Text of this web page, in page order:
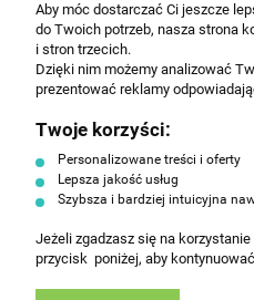
Wyrażam zgodę na
handlowej na
Polityce
Aby móc dostarczać Ci jeszcze
do Twoich potrzeb, nasza strona
i stron trzecich.
Dzięki nim możemy analizować
prezentować reklamy
Twoje korzyści:
Personalizowane treści i oferty
Lepsza jakość usług
Szybsza i bardziej intuicyjna
Jeżeli zgadzasz się na
przycisk poniżej, aby